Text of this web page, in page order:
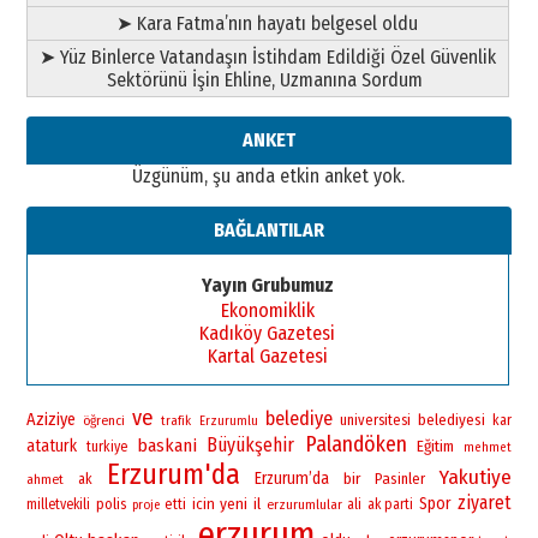
Ahmet Gökhan YAZICI
Ahmed Yesevi’den bir Alperen…
”Reisimiz” idi… Hakka yürüdü.!
26 Mart 2026 Perşembe
gönül adamı Faruk Terzioğlu!
Başkan Sekmen’den Erzurum’a
bir vizyon proje daha!
02 Ağustos 2026 Pazar
➤ Kara Fatma’nın hayatı belgesel oldu
➤ Yüz Binlerce Vatandaşın İstihdam Edildiği Özel Güvenlik
Sektörünü İşin Ehline, Uzmanına Sordum
ANKET
Üzgünüm, şu anda etkin anket yok.
BAĞLANTILAR
Yayın Grubumuz
Ekonomiklik
Kadıköy Gazetesi
Kartal Gazetesi
Aziziye öğrenci ve trafik Erzurumlu belediye universitesi belediyesi kar
ataturk turkiye baskani Büyükşehir Palandöken Eğitim mehmet
ahmet ak Erzurum'da Erzurum’da bir Pasinler Yakutiye
milletvekili polis proje etti icin yeni il erzurumlular ali ak parti Spor ziyaret